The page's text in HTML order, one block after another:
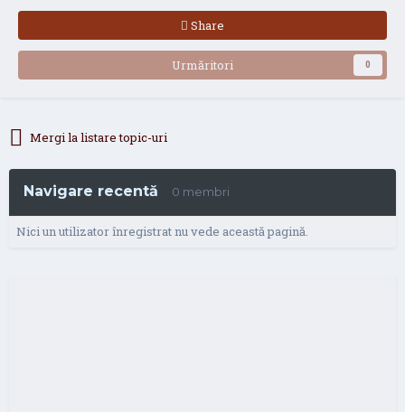
Share
Urmăritori 0
Mergi la listare topic-uri
Navigare recentă 0 membri
Nici un utilizator înregistrat nu vede această pagină.